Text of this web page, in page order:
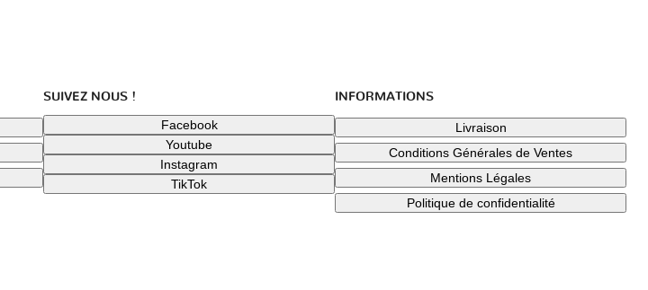
SUIVEZ NOUS !
Facebook
Youtube
Instagram
TikTok
INFORMATIONS
Livraison
Conditions Générales de Ventes
Mentions Légales
Politique de confidentialité